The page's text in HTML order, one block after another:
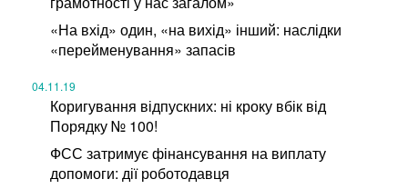
«На вхід» один, «на вихід» інший: наслідки
«перейменування» запасів
04.11.19
Коригування відпускних: ні кроку вбік від
Порядку № 100!
ФСС затримує фінансування на виплату
допомоги: дії роботодавця